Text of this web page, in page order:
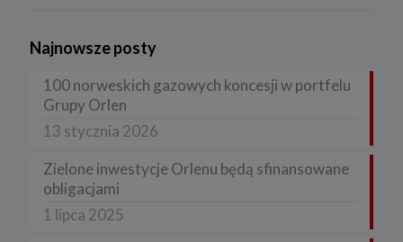
Najnowsze posty
100 norweskich gazowych koncesji w portfelu
Grupy Orlen
13 stycznia 2026
Zielone inwestycje Orlenu będą sfinansowane
obligacjami
1 lipca 2025